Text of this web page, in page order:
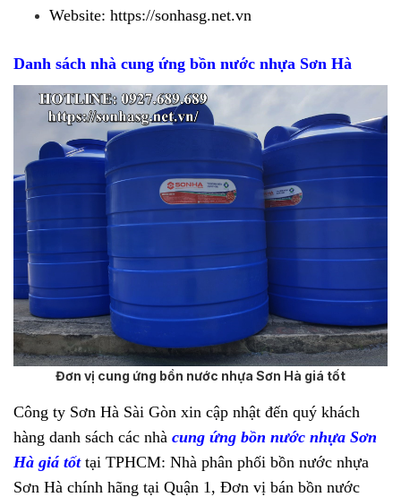
Website: https://sonhasg.net.vn
Danh sách nhà cung ứng bồn nước nhựa Sơn Hà
Đơn vị cung ứng bồn nước nhựa Sơn Hà giá tốt
Công ty Sơn Hà Sài Gòn xin cập nhật đến quý khách
hàng danh sách các nhà cung ứng bồn nước nhựa Sơn
Hà giá tốttại TPHCM: Nhà phân phối bồn nước nhựa
Sơn Hà chính hãng tại Quận 1, Đơn vị bán bồn nước